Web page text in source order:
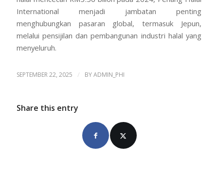
International menjadi jambatan penting
menghubungkan pasaran global, termasuk Jepun,
melalui pensijilan dan pembangunan industri halal yang
menyeluruh.
SEPTEMBER 22, 2025 / BYADMIN_PHI
Share this entry